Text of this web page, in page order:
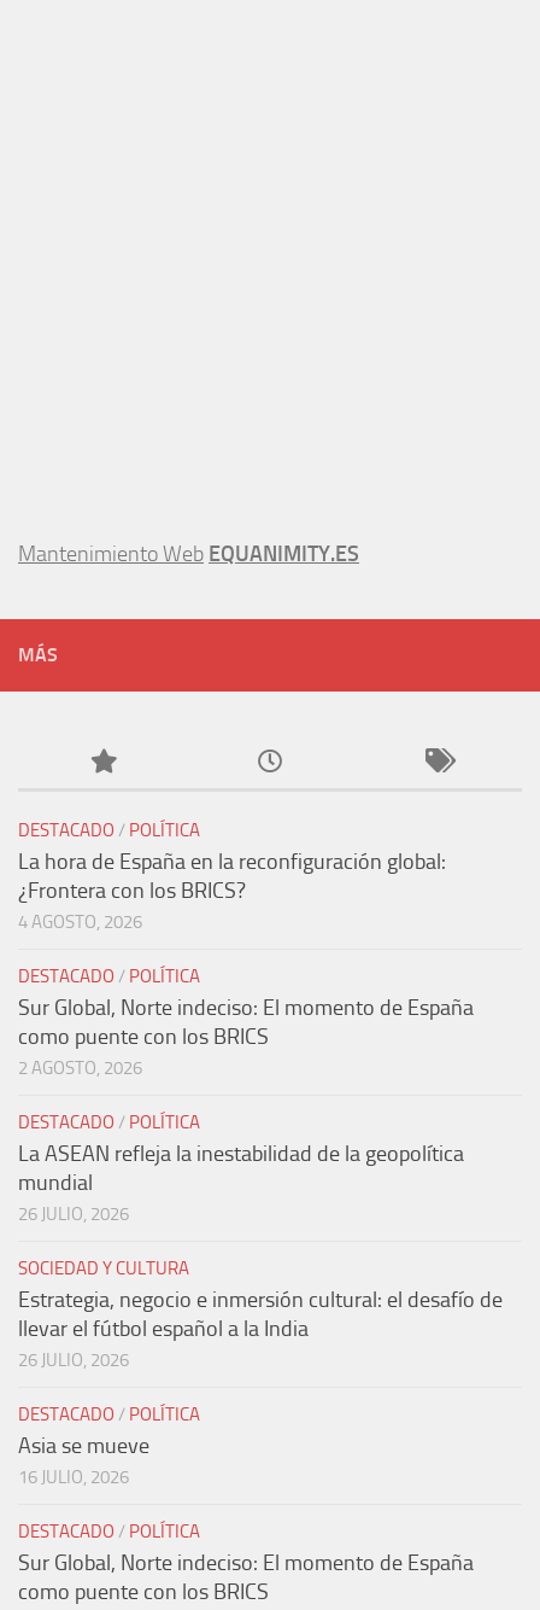
Mantenimiento Web EQUANIMITY.ES
MÁS
DESTACADO / POLÍTICA
La hora de España en la reconfiguración global:
¿Frontera con los BRICS?
4 AGOSTO, 2026
DESTACADO / POLÍTICA
Sur Global, Norte indeciso: El momento de España
como puente con los BRICS
2 AGOSTO, 2026
DESTACADO / POLÍTICA
La ASEAN refleja la inestabilidad de la geopolítica
mundial
26 JULIO, 2026
SOCIEDAD Y CULTURA
Estrategia, negocio e inmersión cultural: el desafío de
llevar el fútbol español a la India
26 JULIO, 2026
DESTACADO / POLÍTICA
Asia se mueve
16 JULIO, 2026
DESTACADO / POLÍTICA
Sur Global, Norte indeciso: El momento de España
como puente con los BRICS